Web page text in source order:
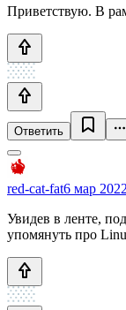
Приветствую. В
Ответить
red-cat-fat6 мар
Увидев в ленте,
упомянуть про